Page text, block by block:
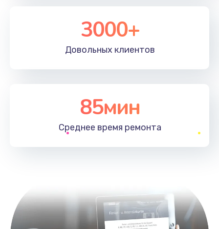
3000+
Довольных клиентов
85мин
Среднее время ремонта